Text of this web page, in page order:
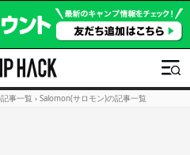
事一覧 › Salomon(サロモン)の記事一覧